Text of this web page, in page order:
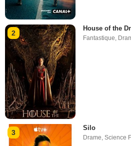
2
House of the
Fantastique,
3
Silo
Drame ,Science